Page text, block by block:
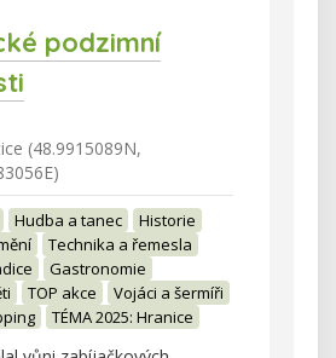
podzimní
(48.9915089N,
Hudba a tanec
Historie
Technika a řemesla
Gastronomie
TOP akce
Vojáci a šermíři
TÉMA 2025: Hranice